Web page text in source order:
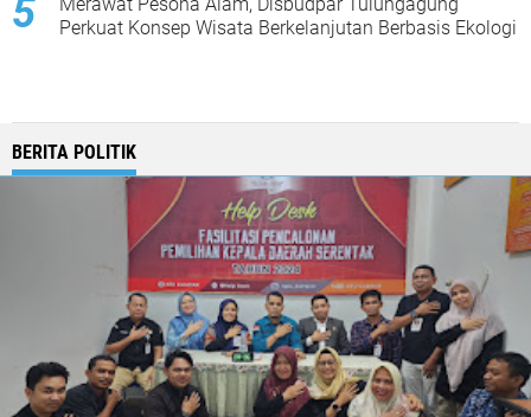
Perkuat Konsep Wisata Berkelanjutan Berbasis Ekologi
BERITA POLITIK